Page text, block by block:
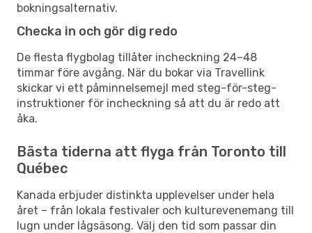
bokningsalternativ.
Checka in och gör dig redo
De flesta flygbolag tillåter incheckning 24–48
timmar före avgång. När du bokar via Travellink
skickar vi ett påminnelsemejl med steg-för-steg-
instruktioner för incheckning så att du är redo att
åka.
Bästa tiderna att flyga från Toronto till
Québec
Kanada erbjuder distinkta upplevelser under hela
året – från lokala festivaler och kulturevenemang till
lugn under lågsäsong. Välj den tid som passar din